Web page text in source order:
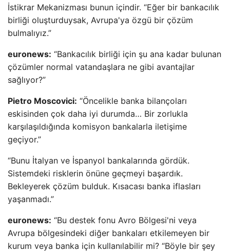
İstikrar Mekanizması bunun içindir. “Eğer bir bankacılık
birliği oluşturduysak, Avrupa'ya özgü bir çözüm
bulmalıyız.”
euronews: “Bankacılık birliği için şu ana kadar bulunan
çözümler normal vatandaşlara ne gibi avantajlar
sağlıyor?”
Pietro Moscovici: “Öncelikle banka bilançoları
eskisinden çok daha iyi durumda… Bir zorlukla
karşılaşıldığında komisyon bankalarla iletişime
geçiyor.”
“Bunu İtalyan ve İspanyol bankalarında gördük.
Sistemdeki risklerin önüne geçmeyi başardık.
Bekleyerek çözüm bulduk. Kısacası banka iflasları
yaşanmadı.”
euronews: “Bu destek fonu Avro Bölgesi'ni veya
Avrupa bölgesindeki diğer bankaları etkilemeyen bir
kurum veya banka için kullanılabilir mi? “Böyle bir şey